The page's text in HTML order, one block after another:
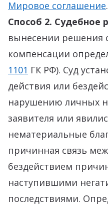
Мировое соглашение.
Способ 2. Судебное
вынесении решения
компенсации
1101 ГК РФ). Суд
действия или
нарушению личных
заявителя или
нематериальные
причинная связь
бездействием
наступившими
последствиями.